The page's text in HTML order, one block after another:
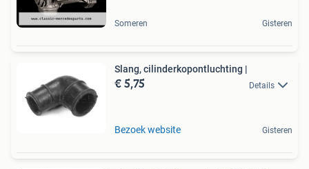
Someren Gisteren
Slang, cilinderkopontluchting |
€ 5,75 Details
Bezoek website Gisteren